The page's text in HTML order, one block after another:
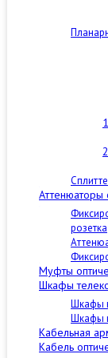
Аттенюаторы
розетка
Муфты
Шкафы
Шкафы
Шкафы
Кабельная
Кабель